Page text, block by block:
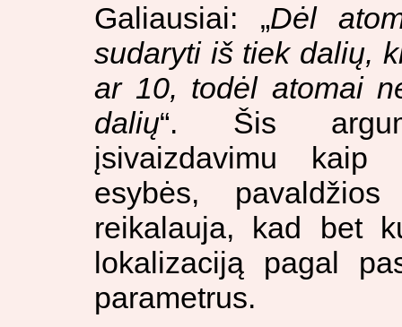
Galiausiai: „Dėl
sudaryti iš tiek dalių,
ar 10, todėl atomai
dalių“. Šis
įsivaizdavimu kaip
esybės,
reikalauja, kad bet
lokalizaciją pagal
parametrus.